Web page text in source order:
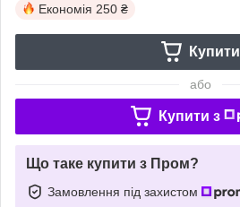
Економія 250 ₴
Купити
або
Купити з
Що таке купити з Пром?
Замовлення під захистом